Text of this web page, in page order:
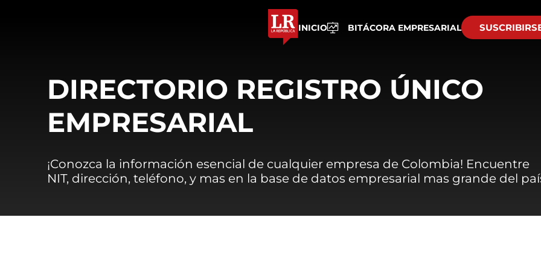
INICIO BITÁCORA EMPRESARIAL
DIRECTORIO REGISTRO ÚNICO
EMPRESARIAL
¡Conozca la información esencial de cualquier empresa de Colombia! Encuentre
NIT, dirección, teléfono, y mas en la base de datos empresarial mas grande del